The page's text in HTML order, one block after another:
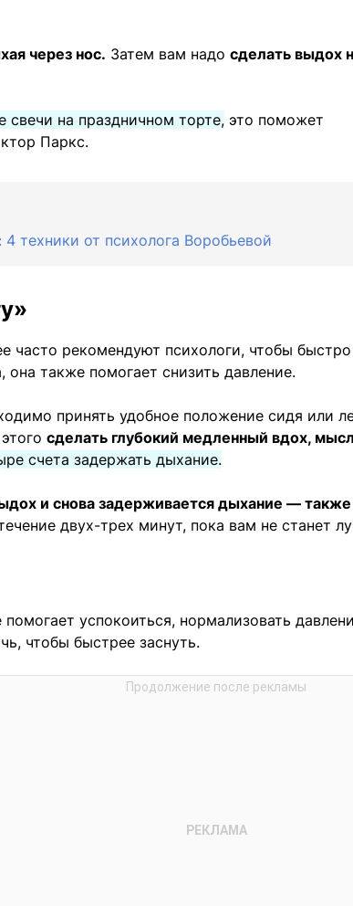
через нос. Затем вам надо сделать выдох
свечи на праздничном торте, это поможет
Паркс.
техники от психолога Воробьевой
часто рекомендуют психологи, чтобы быстро
также помогает снизить давление.
принять удобное положение сидя или
сделать глубокий медленный вдох,
счета задержать дыхание.
и снова задерживается дыхание — также
двух-трех минут, пока вам не станет
успокоиться, нормализовать
чтобы быстрее заснуть.